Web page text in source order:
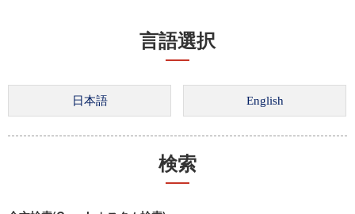
言語選択
検索